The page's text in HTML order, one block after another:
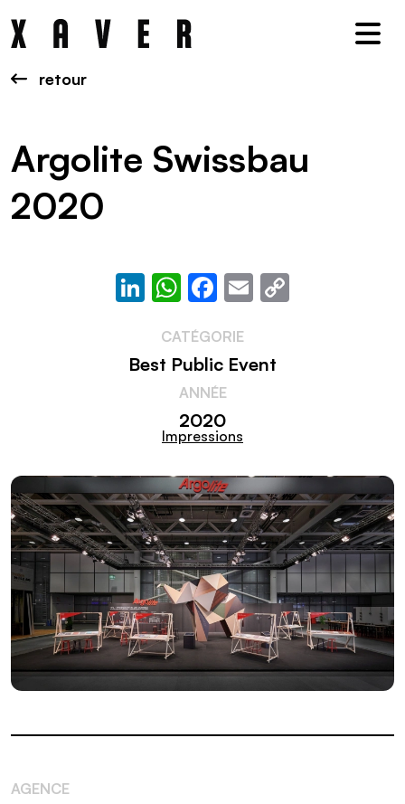
retour
Argolite Swissbau
2020
LinkedIn
WhatsApp
Facebook
Email
CATÉGORIE
Best Public Event
ANNÉE
2020
Impressions
AGENCE